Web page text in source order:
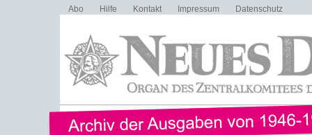
Abo Hilfe Kontakt Impressum Datenschutz